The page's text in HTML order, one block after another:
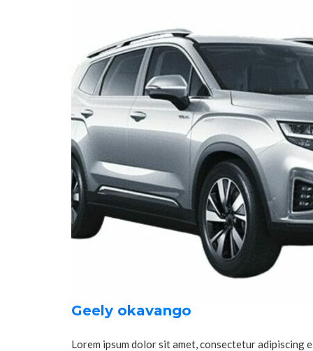
Geely okavango
Lorem ipsum dolor sit amet, consectetur adipiscing